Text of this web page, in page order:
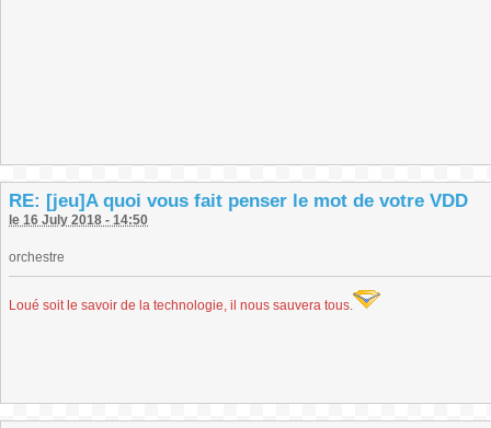
RE: [jeu]A quoi vous fait penser le mot de votre VDD
le 16 July 2018 - 14:50
orchestre
Loué soit le savoir de la technologie, il nous sauvera tous.